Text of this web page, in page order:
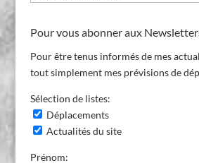
du
Pour vous abonner aux
Pour être tenus informés de mes
tout simplement mes prévisions de
Sélection de listes:
Déplacements
Actualités du site
Prénom: